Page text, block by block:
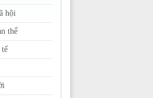
hội
thể